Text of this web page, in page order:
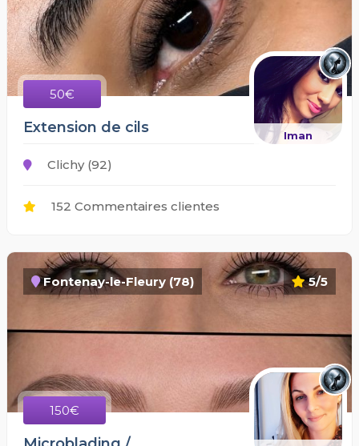
50€
Iman
Extension de cils
Clichy (92)
152 Commentaires clientes
5/5
Fontenay-le-Fleury (78)
150€